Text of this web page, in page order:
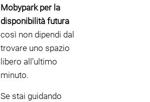
Mobypark per la
disponibilità futura
così non dipendi dal
trovare uno spazio
libero all’ultimo
minuto.
Se stai guidando